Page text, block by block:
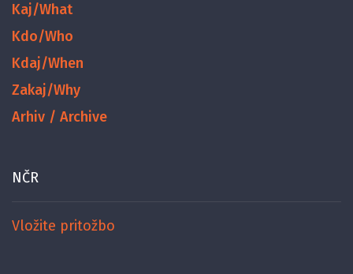
Kaj/What
Kdo/Who
Kdaj/When
Zakaj/Why
Arhiv / Archive
NČR
Vložite pritožbo